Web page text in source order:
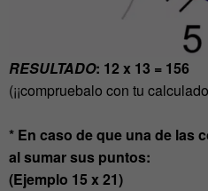
RESULTADO: 12 x 13 = 156
(¡¡compruebalo con tu
* En caso de que una de las
al sumar sus puntos:
(Ejemplo 15 x 21)